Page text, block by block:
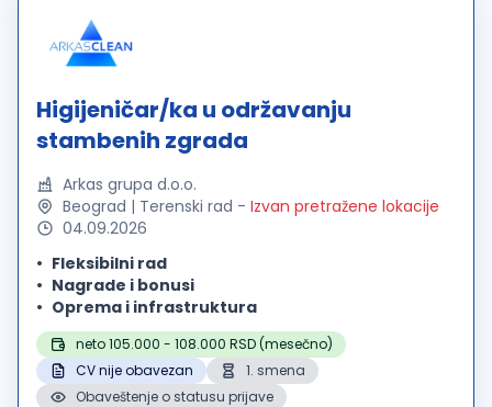
Higijeničar/ka u održavanju
stambenih zgrada
Arkas grupa d.o.o.
Beograd | Terenski rad - Izvan pretražene lokacije
04.09.2026
Fleksibilni rad
Nagrade i bonusi
Oprema i infrastruktura
neto 105.000 - 108.000 RSD (mesečno)
CV nije obavezan
1. smena
Obaveštenje o statusu prijave